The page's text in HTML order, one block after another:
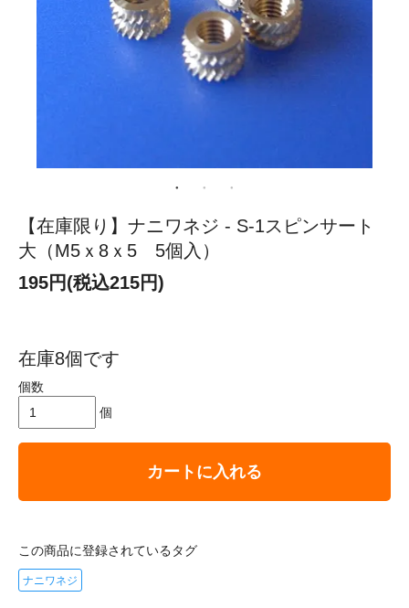
【在庫限り】ナニワネジ - S-1スピンサート
大（M5ｘ8ｘ5 5個入）
195円(税込215円)
在庫8個です
個数
個
カートに入れる
この商品に登録されているタグ
ナニワネジ